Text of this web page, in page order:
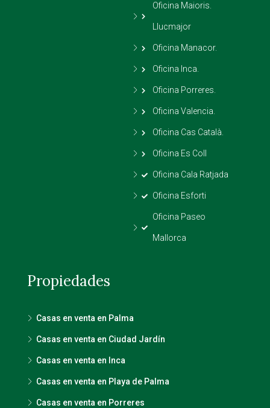
Oficina Maioris.
Llucmajor
Oficina Manacor.
Oficina Inca.
Oficina Porreres.
Oficina Valencia.
Oficina Cas Català.
Oficina Es Coll
Oficina Cala Ratjada
Oficina Esforti
Oficina Paseo
Mallorca
Propiedades
Casas en venta en Palma
Casas en venta en Ciudad Jardín
Casas en venta en Inca
Casas en venta en Playa de Palma
Casas en venta en Porreres